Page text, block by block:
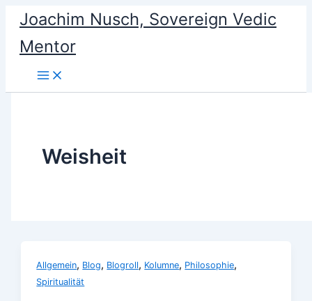
content
Joachim Nusch, Sovereign Vedic
Mentor
Weisheit
Allgemein, Blog, Blogroll, Kolumne, Philosophie,
Spiritualität